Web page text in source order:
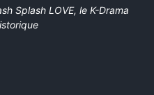
Splash LOVE, le K-Drama